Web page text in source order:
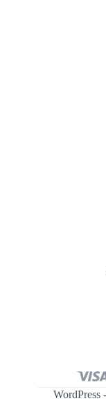
Copyright © 2026 شركة الوسام الإمارات - WordPress